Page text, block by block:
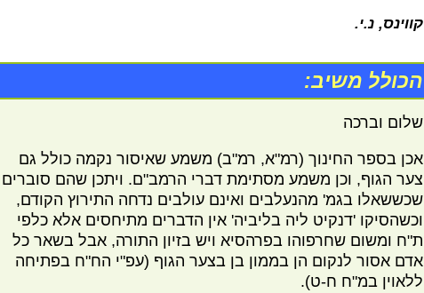
קווינס, נ.י.
הכולל משיב:
שלום וברכה
אכן בספר החינוך (רמ"א, רמ"ב) משמע שאיסור נקמה כולל גם
צער הגוף, וכן משמע מסתימת דברי הרמב"ם. ויתכן שהם סוברים
שכששאלו בגמ' מהנעלבים ואינם עולבים נדחה התירוץ הקודם,
וכשהסיקו 'דנקיט ליה בליביה' אין הדברים מתיחסים אלא כלפי
ת"ח ומשום שחרפוהו בפרהסיא ויש בזיון התורה, אבל בשאר כל
אדם אסור לנקום הן בממון בן בצער הגוף (עפ"י הח"ח בפתיחה
ללאוין במ"ח ח-ט).